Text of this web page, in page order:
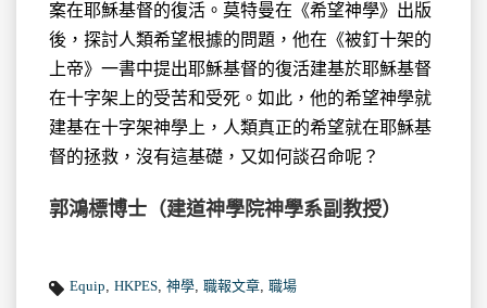
案在耶穌基督的復活。莫特曼在《希望神學》出版
後，探討人類希望根據的問題，他在《被釘十架的
上帝》一書中提出耶穌基督的復活建基於耶穌基督
在十字架上的受苦和受死。如此，他的希望神學就
建基在十字架神學上，人類真正的希望就在耶穌基
督的拯救，沒有這基礎，又如何談召命呢？
郭鴻標博士（建道神學院神學系副教授）
Equip, HKPES, 神學, 職報文章, 職場